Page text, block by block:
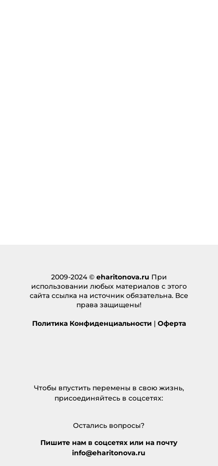
2009-2024 © eharitonova.ru При
использовании любых материалов с этого
сайта ссылка на источник обязательна. Все
права защищены!
Политика Конфиденциальности | Оферта
Чтобы впустить перемены в свою жизнь,
присоединяйтесь в соцсетях:
Остались вопросы?
Пишите нам в соцсетях или на почту
info@eharitonova.ru